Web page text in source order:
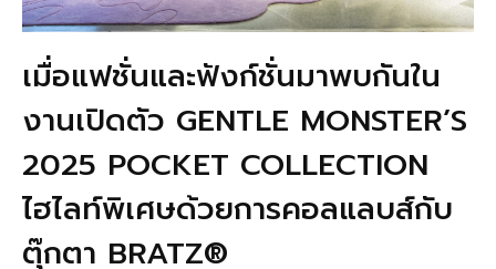
เมื่อแฟชั่นและฟังก์ชั่นมาพบกันใน
งานเปิดตัว GENTLE MONSTER’S
2025 POCKET COLLECTION
ไฮไลท์พิเศษด้วยการคอลแลบส์กับ
ตุ๊กตา BRATZ®